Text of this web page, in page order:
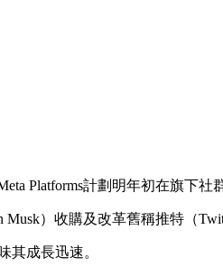
Platforms計劃明年初在旗下社
）收購及改革舊稱推特（
其成長迅速。